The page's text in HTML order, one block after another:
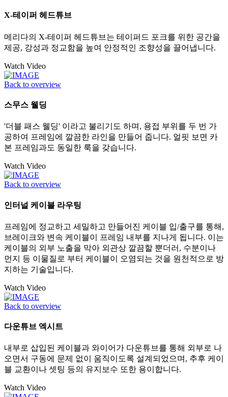
X-테이퍼 헤드튜브
메리다의 X-테이퍼 헤드튜브는 테이퍼드 포크를 위한 공간을
제공, 강성과 정교함을 높여 안정적인 조향성을 끌어냅니다.
Watch Video
Back to overview
스무스 웰딩
'더블 패스 웰딩' 이라고 불리기도 하며, 용접 부위를 두 번 가
공하여 프레임에 깔끔한 라인을 만들어 줍니다. 얼핏 보면 카
본 프레임과도 동일한 룩을 갖습니다.
Watch Video
Back to overview
인터널 케이블 라우팅
프레임에 정교하고 세밀하고 만들어진 케이블 입/출구를 통해,
브레이크와 변속 케이블이 프레임 내부를 지나게 됩니다. 이는
케이블의 외부 노출을 막아 외관상 깔끔할 뿐더러, 수분이나
먼지 등 이물질로 부터 케이블이 오염되는 것을 원천적으로 방
지하는 기술입니다.
Watch Video
Back to overview
다운튜브 엑시트
내부로 삽입된 케이블과 와이어가 다운튜브를 통해 외부로 나
오면서 구동에 문제 없이 움직이도록 설계되었으며, 추후 케이
블 교환이나 셋팅 등의 유지보수 또한 용이합니다.
Watch Video